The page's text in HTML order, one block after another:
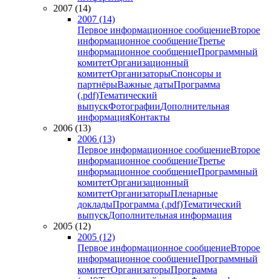
2007 (14)
2007 (14)
Первое информационное сообщениеВторое
информационное сообщениеТретье
информационное сообщениеПрограммный
комитетОрганизационный
комитетОрганизаторыСпонсоры и
партнёрыВажные датыПрограмма
(.pdf)Тематический
выпускФотографииДополнительная
информацияКонтакты
2006 (13)
2006 (13)
Первое информационное сообщениеВторое
информационное сообщениеТретье
информационное сообщениеПрограммный
комитетОрганизационный
комитетОрганизаторыПленарные
докладыПрограмма (.pdf)Тематический
выпускДополнительная информация
2005 (12)
2005 (12)
Первое информационное сообщениеВторое
информационное сообщениеПрограммный
комитетОрганизаторыПрограмма